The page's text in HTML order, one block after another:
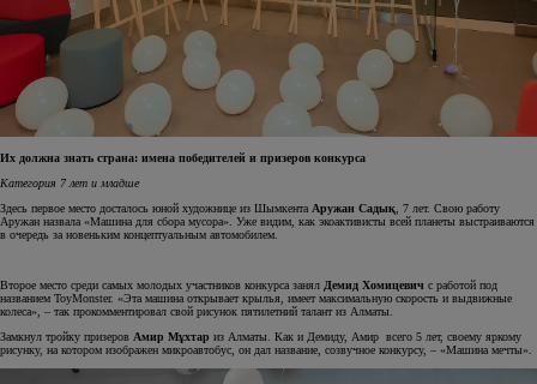
Их должна знать страна: имена победителей и призеров конкурса
Категория 7 лет и младше
Здесь первое место досталось юной художнице из Шымкента Аружан Садық, 7 лет. Свою работу
Аружан назвала «Машина для сбора мусора». Уже видим, как экоактивисты всей планеты выстраиваются
в очередь за новеньким концептуальным автомобилем.
Второе место среди самых молодых участников конкурса занял Демид Хомицевич с работой под
названием ToyMonster. «Эта машина открывает крылья, имеет максимальную скорость и выдвижные
колеса», – так прокомментировал свой рисунок пятилетний талант из Алматы.
Замкнул тройку призеров Амир Мұхтар из Алматы. Как и Демиду, Амир всего 5 лет, своему яркому
рисунку, на котором изображен микроавтобус, он дал название, созвучное конкурсу, – «Машина мечты».